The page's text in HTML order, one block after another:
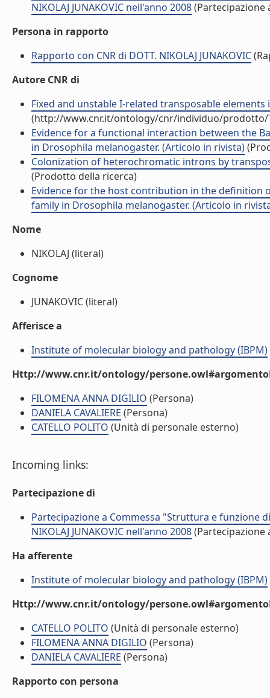
NIKOLAJ JUNAKOVIC nell'anno 2008(Partecipazione
Persona in rapporto
Rapporto con CNR di DOTT. NIKOLAJ JUNAKOVIC
Autore CNR di
Fixed and unstable I-related transposable
(http://www.cnr.it/ontology/cnr/individuo/prodotto/
Evidence for a functional interaction between the
in Drosophila melanogaster. (Articolo in rivista)
Colonization of heterochromatic introns by
(Prodotto della ricerca)
Evidence for the host contribution in the definition
family in Drosophila melanogaster. (Articolo in
Nome
NIKOLAJ (literal)
Cognome
JUNAKOVIC (literal)
Afferisce a
Institute of molecular biology and pathology (IBPM)
Http://www.cnr.it/ontology/
FILOMENA ANNA DIGILIO (Persona)
DANIELA CAVALIERE (Persona)
CATELLO POLITO (Unità di personale esterno)
Incoming links:
Partecipazione di
Partecipazione a Commessa "Struttura e funzione
NIKOLAJ JUNAKOVIC nell'anno 2008(Partecipazione
Ha afferente
Institute of molecular biology and pathology (IBPM)
Http://www.cnr.it/ontology/
CATELLO POLITO (Unità di personale esterno)
FILOMENA ANNA DIGILIO (Persona)
DANIELA CAVALIERE (Persona)
Rapporto con persona